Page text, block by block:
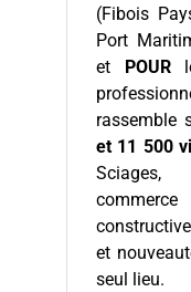
(Fibois
Port
et
POUR
rassemble
et 11 500
Sciages,
et
seul lieu.